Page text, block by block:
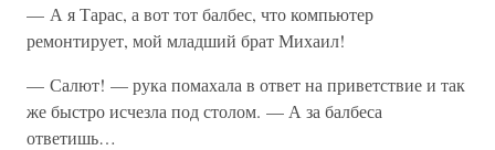
— А я Тарас, а вот тот балбес, что компьютер
ремонтирует, мой младший брат Михаил!
— Салют! — рука помахала в ответ на приветствие и так
же быстро исчезла под столом. — А за балбеса
ответишь…